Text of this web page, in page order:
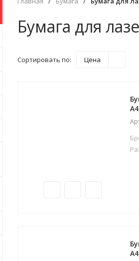
Бумага для
Сортировать по: Цена